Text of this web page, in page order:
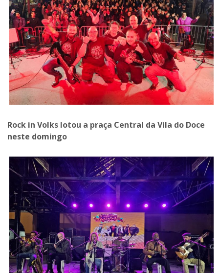
Rock in Volks lotou a praça Central da Vila do Doce
neste domingo